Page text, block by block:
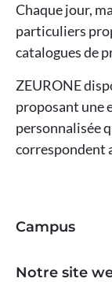
Chaque jour,
particuliers
catalogues de
ZEURONE
proposant une
personnalisée
correspondent
Campus
Notre site